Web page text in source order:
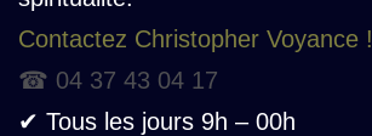
Contactez Christopher Voyance !
☎ 04 37 43 04 17
✔ Tous les jours 9h – 00h